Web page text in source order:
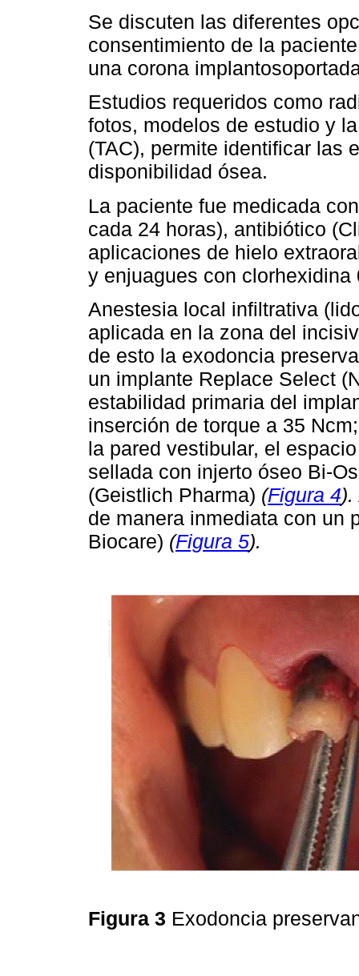
Se discuten las diferentes
consentimiento de la
una corona
Estudios requeridos como
fotos, modelos de estudio y
(TAC), permite identificar las
disponibilidad ósea.
La paciente fue medicada
cada 24 horas), antibiótico
aplicaciones de hielo
y enjuagues con clorhexidina
Anestesia local infiltrativa
aplicada en la zona del
de esto la exodoncia
un implante Replace Select
estabilidad primaria del
inserción de torque a 35
la pared vestibular, el
sellada con injerto óseo Bi-
(Geistlich Pharma) (Figura 4).
de manera inmediata con un
Biocare) (Figura 5).
Figura 3 Exodoncia